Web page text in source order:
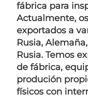
fábrica para
Actualmente,
exportados a
Rusia,
Rusia. Temos
de fábrica,
produción
físicos con